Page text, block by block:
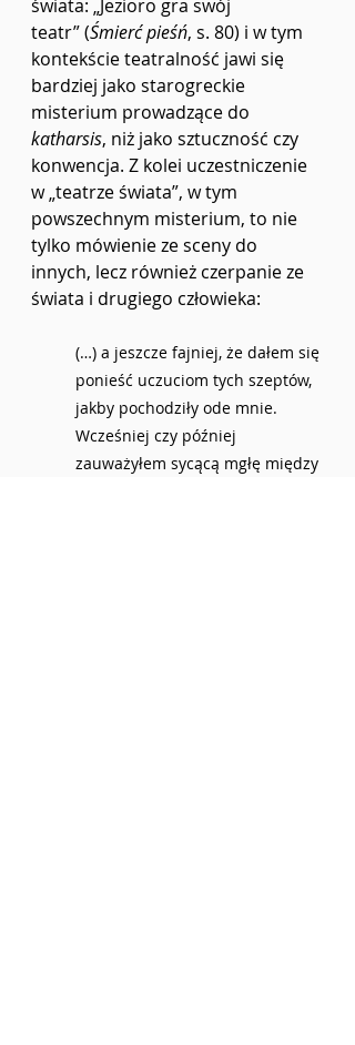
świata: „Jezioro gra swój
teatr”(Śmierć pieśń, s. 80) i w tym
kontekście teatralność jawi się
bardziej jako starogreckie
misterium prowadzące do
katharsis, niż jako sztuczność czy
konwencja. Z kolei uczestniczenie
w „teatrze świata”, w tym
powszechnym misterium, to nie
tylko mówienie ze sceny do
innych, lecz również czerpanie ze
świata i drugiego człowieka:
(…) a jeszcze fajniej, że dałem się
ponieść uczuciom tych szeptów,
jakby pochodziły ode mnie.
Wcześniej czy później
zauważyłem sycącą mgłę między